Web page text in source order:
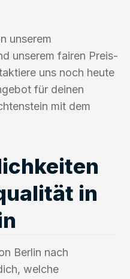
unserem
unserem fairen Preis-
uns noch heute
für deinen
mit dem
in
Berlin nach
welche